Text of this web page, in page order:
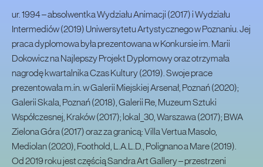
ur. 1994 – absolwentka Wydziału Animacji (2017) i Wydziału
Intermediów (2019) Uniwersytetu Artystycznego w Poznaniu. Jej
praca dyplomowa była prezentowana w Konkursie im. Marii
Dokowicz na Najlepszy Projekt Dyplomowy oraz otrzymała
nagrodę kwartalnika Czas Kultury (2019). Swoje prace
prezentowała m.in. w Galerii Miejskiej Arsenał, Poznań (2020);
Galerii Skala, Poznań (2018), Galerii Re, Muzeum Sztuki
Współczesnej, Kraków (2017); lokal_30, Warszawa (2017); BWA
Zielona Góra (2017) oraz za granicą: Villa Vertua Masolo,
Mediolan (2020), Foothold, L.A.L.D., Polignano a Mare (2019).
Od 2019 roku jest częścią Sandra Art Gallery – przestrzeni